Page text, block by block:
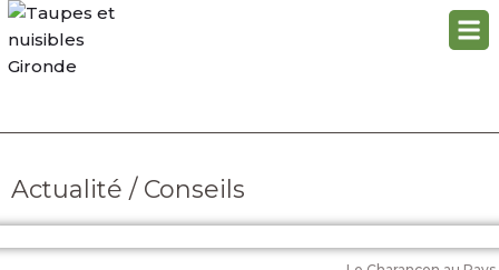
Actualité / Conseils